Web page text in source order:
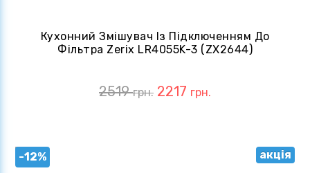
Кухонний Змішувач Із Підключенням До
Фільтра Zerix LR4055K-3 (ZX2644)
2519грн. 2217 грн.
-12% акція